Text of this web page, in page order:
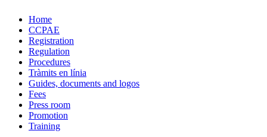
Home
CCPAE
Registration
Regulation
Procedures
Tràmits en línia
Guides, documents and logos
Fees
Press room
Promotion
Training